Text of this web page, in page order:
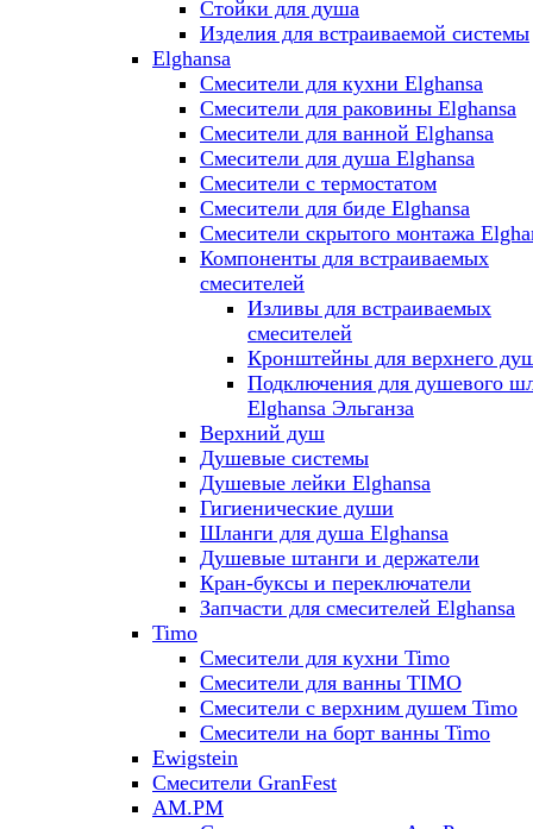
Стойки для душа
Изделия для встраиваемой системы
Elghansa
Смесители для кухни Elghansa
Смесители для раковины Elghansa
Смесители для ванной Elghansa
Смесители для душа Elghansa
Смесители с термостатом
Смесители для биде Elghansa
Смесители скрытого монтажа
Компоненты для встраиваемых
смесителей
Изливы для встраиваемых
смесителей
Кронштейны для верхнего
Подключения для душевого
Elghansa Эльганза
Верхний душ
Душевые системы
Душевые лейки Elghansa
Гигиенические души
Шланги для душа Elghansa
Душевые штанги и держатели
Кран-буксы и переключатели
Запчасти для смесителей Elghansa
Timo
Смесители для кухни Timo
Смесители для ванны TIMO
Смесители с верхним душем Timo
Смесители на борт ванны Timo
Ewigstein
Смесители GranFest
AM.PM